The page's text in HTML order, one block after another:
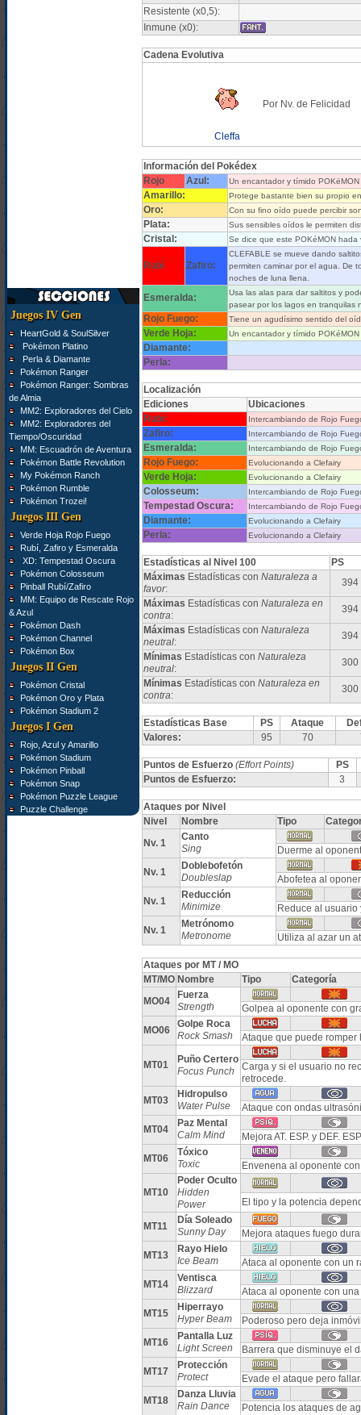
Juegos IV Gen
HeartGold & SoulSilver
Pokémon Platino
Perla & Diamante
Pokémon Ranger
Pokémon Ranger: Sombras
de Almia
MM2: Exploradores del Cielo
MM2: Exploradores del
Tiempo/Oscuridad
MM: Escuadrón de Aventura
Pokémon Battle Revolution
My Pokémon Ranch
Pokémon Rumble
Pokémon Trozei!
Juegos III Gen
Verde Hoja Rojo Fuego
Rubí, Zafiro y Esmeralda
XD: Tempestad Oscura
Pokémon Colosseum
Pinball Rubí/Zafiro
MM: Equipo de Rescate Rojo
& Azul
Pokémon Dash
Pokémon Channel
Pokémon Box
Juegos II Gen
Pokémon Cristal
Pokémon Oro y Plata
Pokémon Stadium 2
Juegos I Gen
Rojo, Azul y Amarillo
Pokémon Stadium
Pokémon Pinball
Pokémon Snap
Pokémon Puzzle League
Puzzle Challenge
Resistente (x0,5):
Inmune (x0):
Cadena Evolutiva
Cleffa
Por Nv. de Felicidad
Información del Pokédex
Rojo
Azul: Un encantador y tímido
Amarillo: Protege bastante bien su propio
Oro: Con su fino oído puede percibir
Plata: Sus sensibles oídos le permiten
Cristal: Se dice que este POKéMON
Rubí Zafiro:
CLEFABLE se mueve dando
permiten caminar por el agua. De
noches de luna llena.
Esmeralda:
Usa las alas para dar saltitos y
pasear por los lagos en tranquilas
Rojo Fuego: Tiene un agudísimo sentido del
Verde Hoja: Un encantador y tímido
Diamante:
Perla:
Localización
Ediciones
Ubicaciones
Rubí:
Intercambiando de Rojo
Zafiro: Intercambiando de Rojo
Esmeralda: Intercambiando de Rojo
Rojo Fuego: Evolucionando a Clefairy
Verde Hoja: Evolucionando a Clefairy
Colosseum: Intercambiando de Rojo
Tempestad Oscura: Intercambiando de Rojo
Diamante: Evolucionando a Clefairy
Perla: Evolucionando a Clefairy
Estadísticas al Nivel 100
PS
Máximas Estadísticas con Naturaleza a
favor:
394
Máximas Estadísticas con Naturaleza en
contra:
394
Máximas Estadísticas con Naturaleza
neutral:
394
Mínimas Estadísticas con Naturaleza
neutral:
300
Mínimas Estadísticas con Naturaleza en
contra:
300
Estadísticas Base PS Ataque
Valores:
95 70
Puntos de Esfuerzo (Effort Points)
PS
Puntos de Esfuerzo:
3
Ataques por Nivel
Nivel
Nombre Tipo
Nv. 1
Canto
Sing
Duerme al
Nv. 1
Doblebofetón
Doubleslap
Abofetea al
Nv. 1
Reducción
Minimize
Reduce al
Nv. 1
Metrónomo
Metronome
Utiliza al azar un
Ataques por MT / MO
MT/MO Nombre Tipo
Categoría
MO04
Fuerza
Strength
Golpea al oponente con
MO06
Golpe Roca
Rock Smash
Ataque que puede romper
MT01
Puño Certero
Focus Punch
Carga y si el usuario no
retrocede.
MT03
Hidropulso
Water Pulse
Ataque con ondas
MT04
Paz Mental
Calm Mind
Mejora AT. ESP. y DEF.
MT06
Tóxico
Toxic
Envenena al oponente
MT10
Poder Oculto
Hidden
Power
El tipo y la potencia
MT11
Día Soleado
Sunny Day
Mejora ataques fuego
MT13
Rayo Hielo
Ice Beam
Ataca al oponente con un
MT14
Ventisca
Blizzard
Ataca al oponente con
MT15
Hiperrayo
Hyper Beam
Poderoso pero deja
MT16
Pantalla Luz
Light Screen
Barrera que disminuye el
MT17
Protección
Protect
Evade el ataque pero
MT18
Danza Lluvia
Rain Dance
Potencia los ataques de